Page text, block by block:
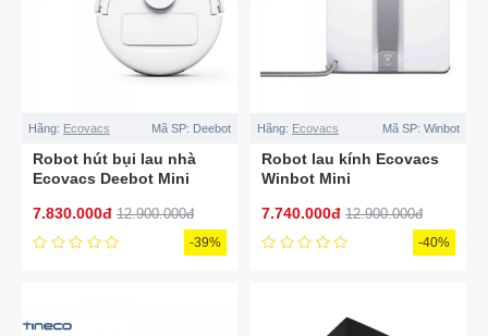
Hãng: Ecovacs Mã SP: Deebot
Robot hút bụi lau nhà
Ecovacs Deebot Mini
7.830.000đ 12.900.000đ
-39%
Hãng: Ecovacs Mã SP: Winbot
Robot lau kính Ecovacs
Winbot Mini
7.740.000đ 12.900.000đ
-40%